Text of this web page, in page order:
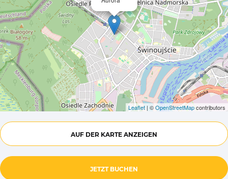
Leaflet | ©OpenStreetMapcontributors
AUF DER KARTE ANZEIGEN
JETZT BUCHEN